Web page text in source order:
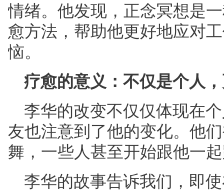
情绪。他发现，正念冥想是
愈方法，帮助他更好地应对
恼。
疗愈的意义：不仅是个人
李华的改变不仅仅体现在
友也注意到了他的变化。他
舞，一些人甚至开始跟他一
李华的故事告诉我们，即